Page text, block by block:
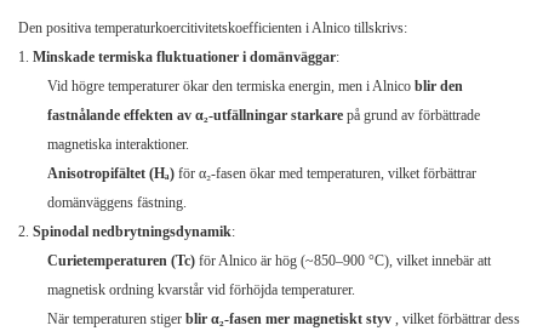
Den positiva temperaturkoercitivitetskoefficienten i Alnico tillskrivs:
Minskade termiska fluktuationer i domänväggar:
Vid högre temperaturer ökar den termiska energin, men i Alnico blir den
fastnålande effekten av α₂-utfällningar starkare på grund av förbättrade
magnetiska interaktioner.
Anisotropifältet (Hₐ) för α₂-fasen ökar med temperaturen, vilket förbättrar
domänväggens fästning.
Spinodal nedbrytningsdynamik:
Curietemperaturen (Tc) för Alnico är hög (~850–900 °C), vilket innebär att
magnetisk ordning kvarstår vid förhöjda temperaturer.
När temperaturen stiger blir α₂-fasen mer magnetiskt styv , vilket förbättrar dess